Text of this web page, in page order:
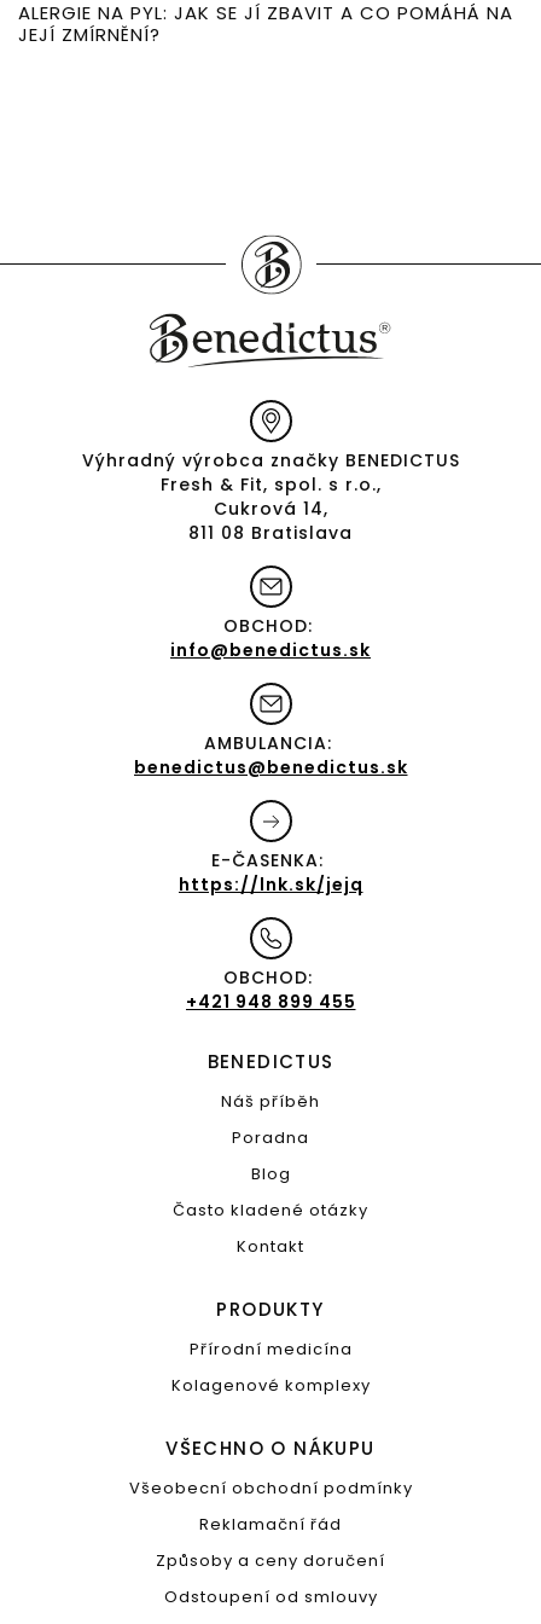
ALERGIE NA PYL: JAK SE JÍ ZBAVIT A CO POMÁHÁ NA
JEJÍ ZMÍRNĚNÍ?
Výhradný výrobca značky BENEDICTUS
Fresh & Fit, spol. s r.o.,
Cukrová 14,
811 08 Bratislava
OBCHOD:
info@benedictus.sk
AMBULANCIA:
benedictus@benedictus.sk
E-ČASENKA:
https://lnk.sk/jejq
OBCHOD:
+421 948 899 455
BENEDICTUS
Náš příběh
Poradna
Blog
Často kladené otázky
Kontakt
PRODUKTY
Přírodní medicína
Kolagenové komplexy
VŠECHNO O NÁKUPU
Všeobecní obchodní podmínky
Reklamační řád
Způsoby a ceny doručení
Odstoupení od smlouvy